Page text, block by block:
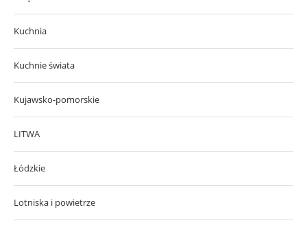
Kuchnia
Kuchnie świata
Kujawsko-pomorskie
LITWA
Łódzkie
Lotniska i powietrze